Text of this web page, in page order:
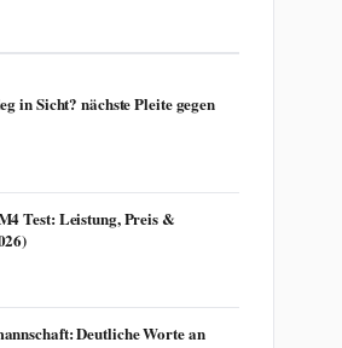
in Sicht? nächste Pleite gegen
Test: Leistung, Preis &
Deutliche Worte an